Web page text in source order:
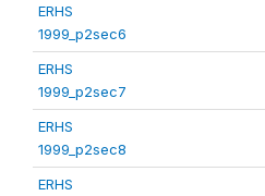
ERHS
1999_p2sec6
ERHS
1999_p2sec7
ERHS
1999_p2sec8
ERHS